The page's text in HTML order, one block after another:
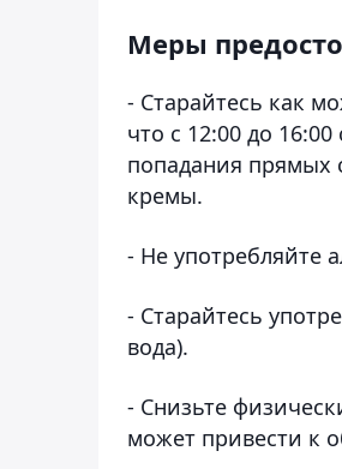
Меры
- Старайтесь как
что с 12:00 до
попадания прямых
кремы.
- Не употребляйте
- Старайтесь
вода).
- Снизьте
может привести к